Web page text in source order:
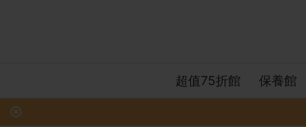
超值75折館 保養館